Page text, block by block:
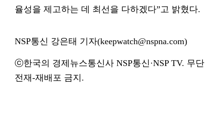
율성을 제고하는 데 최선을 다하겠다”고 밝혔다.
NSP통신 강은태 기자(keepwatch@nspna.com)
ⓒ한국의 경제뉴스통신사 NSP통신·NSP TV. 무단
전재-재배포 금지.